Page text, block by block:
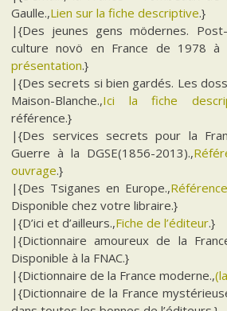
Gaulle.,Lien sur la fiche descriptive.}
|{Des jeunes gens mödernes.
culture novö en France de 1978 à
présentation.}
|{Des secrets si bien gardés. Les
Maison-Blanche.,Ici la fiche
référence.}
|{Des services secrets pour la
Guerre à la DGSE(1856-2013).,
ouvrage.}
|{Des Tsiganes en Europe.,
Disponible chez votre libraire.}
|{D’ici et d’ailleurs.,Fiche de l’éditeur.}
|{Dictionnaire amoureux de la
Disponible à la FNAC.}
|{Dictionnaire de la France moderne.,
|{Dictionnaire de la France